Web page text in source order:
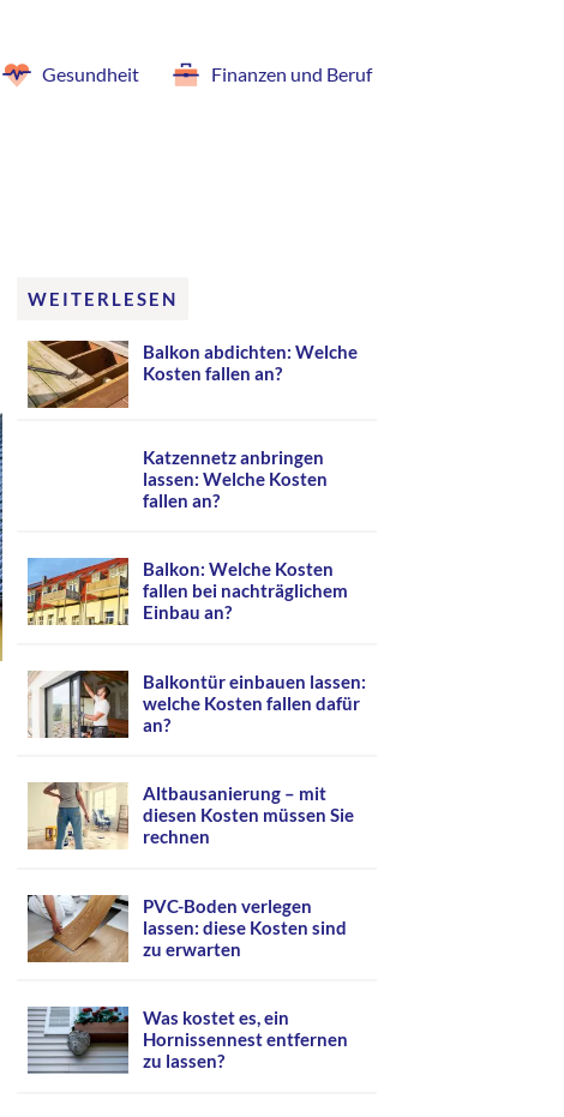
Gesundheit Finanzen und Beruf
WEITERLESEN
Balkon abdichten: Welche
Kosten fallen an?
Katzennetz anbringen
lassen: Welche Kosten
fallen an?
Balkon: Welche Kosten
fallen bei nachträglichem
Einbau an?
Balkontür einbauen lassen:
welche Kosten fallen dafür
an?
Altbausanierung – mit
diesen Kosten müssen Sie
rechnen
PVC-Boden verlegen
lassen: diese Kosten sind
zu erwarten
Was kostet es, ein
Hornissennest entfernen
zu lassen?